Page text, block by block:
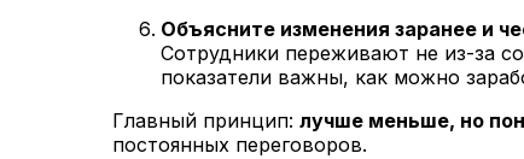
Объясните изменения заранее и
Сотрудники переживают не из-за
показатели важны, как можно
Главный принцип: лучше меньше, но
постоянных переговоров.